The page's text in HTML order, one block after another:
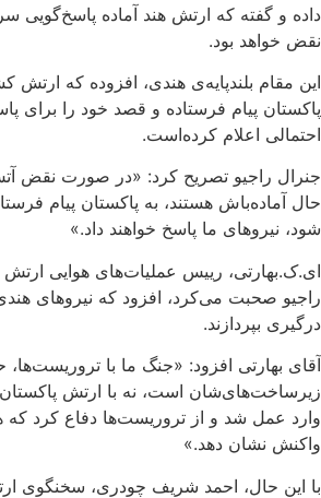
داده و گفته که ارتش هند آماده پاسخ‌گویی
نقض خواهد بود.
این مقام بلندپایه‌ی هندی، افزوده که
پاکستان پیام فرستاده و قصد خود را برای
احتمالی اعلام کرده‌است.
جنرال راجیو تصریح کرد: «در صورت نقض
حال آماده‌باش هستند، به پاکستان پیام
شود، نیروهای ما پاسخ خواهند داد.»
ای.ک.بهارتی، رییس عملیات‌های هوایی ارتش
راجیو صحبت می‌کرد، افزود که نیروهای
درگیری بپردازند.
آقای بهارتی افزود: «جنگ ما با تروریست‌ها،
زیرساخت‌های‌شان است، نه با ارتش
وارد عمل شد و از تروریست‌ها دفاع کرد که
واکنش نشان دهد.»
با این حال، احمد شریف چودری، سخنگوی